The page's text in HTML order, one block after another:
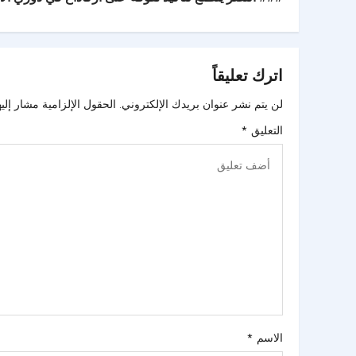
اترك تعليقاً
لن يتم نشر عنوان بريدك الإلكتروني. الحقول الإلزامية مشار
التعليق *
الاسم *